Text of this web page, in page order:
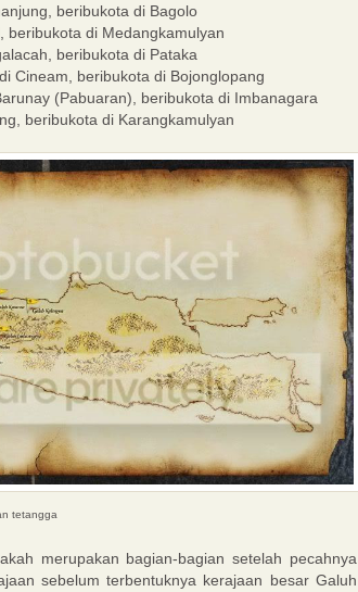
beribukota di Bagolo
beribukota di Medangkamulyan
beribukota di Pataka
Cineam, beribukota di Bojonglopang
(Pabuaran), beribukota di Imbanagara
beribukota di Karangkamulyan
tetangga
merupakan bagian-bagian setelah pecahnya
sebelum terbentuknya kerajaan besar Galuh